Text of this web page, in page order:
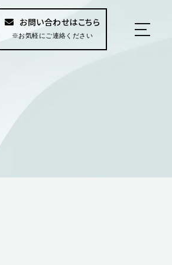
お問い合わせはこちら
※お気軽にご連絡ください
Business